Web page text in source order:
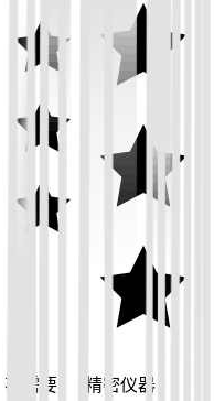
不需要 精密仪器